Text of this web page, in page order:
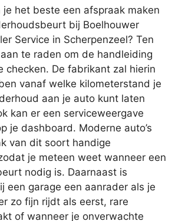
je het beste een afspraak maken
bij Boelhouwer
Service in Scherpenzeel? Ten
te raden om de handleiding
checken. De fabrikant zal hierin
vanaf welke kilometerstand je
aan je auto kunt laten
kan er een serviceweergave
je dashboard. Moderne auto’s
van dit soort handige
je meteen weet wanneer een
nodig is. Daarnaast is
een garage een aanrader als je
zo fijn rijdt als eerst, rare
of wanneer je onverwachte